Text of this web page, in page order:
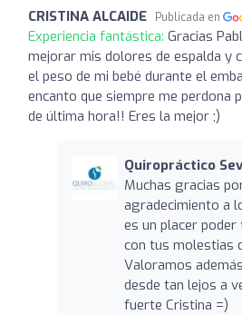
CRISTINA ALCAIDE Publicada en
Experiencia fantástica: Gracias
mejorar mis dolores de espalda y
el peso de mi bebé durante el
encanto que siempre me perdona
de última hora!! Eres la mejor ;)
Quiropráctico
Muchas gracias
agradecimiento a
es un placer
con tus molestias
Valoramos
desde tan lejos a
fuerte Cristina =)